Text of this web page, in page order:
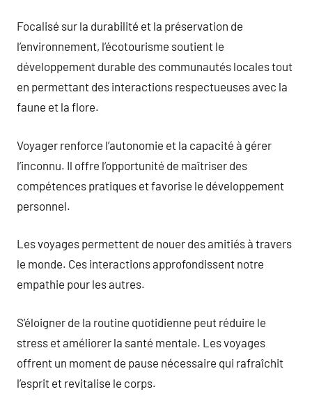
Focalisé sur la durabilité et la préservation de
l’environnement, l’écotourisme soutient le
développement durable des communautés locales tout
en permettant des interactions respectueuses avec la
faune et la flore.
Voyager renforce l’autonomie et la capacité à gérer
l’inconnu. Il offre l’opportunité de maîtriser des
compétences pratiques et favorise le développement
personnel.
Les voyages permettent de nouer des amitiés à travers
le monde. Ces interactions approfondissent notre
empathie pour les autres.
S’éloigner de la routine quotidienne peut réduire le
stress et améliorer la santé mentale. Les voyages
offrent un moment de pause nécessaire qui rafraîchit
l’esprit et revitalise le corps.